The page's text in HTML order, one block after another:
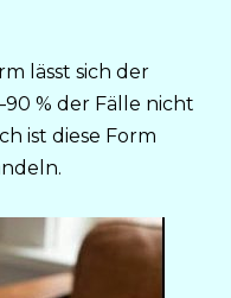
lässt sich der
% der Fälle nicht
ist diese Form